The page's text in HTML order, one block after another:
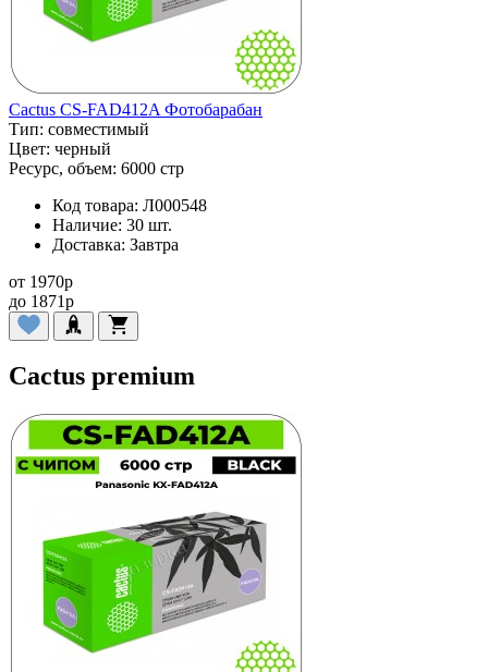
Cactus CS-FAD412A Фотобарабан
Тип: совместимый
Цвет: черный
Ресурс, объем: 6000 стр
Код товара: Л000548
Наличие: 30 шт.
Доставка: Завтра
от 1970p
до 1871p
Cactus premium